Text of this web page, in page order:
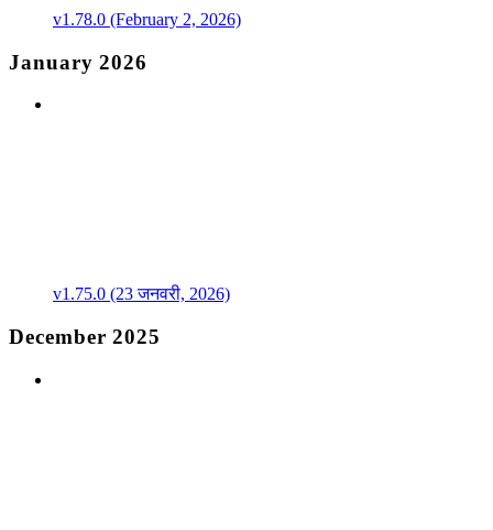
v1.78.0 (February 2, 2026)
January 2026
v1.75.0 (23 जनवरी, 2026)
December 2025